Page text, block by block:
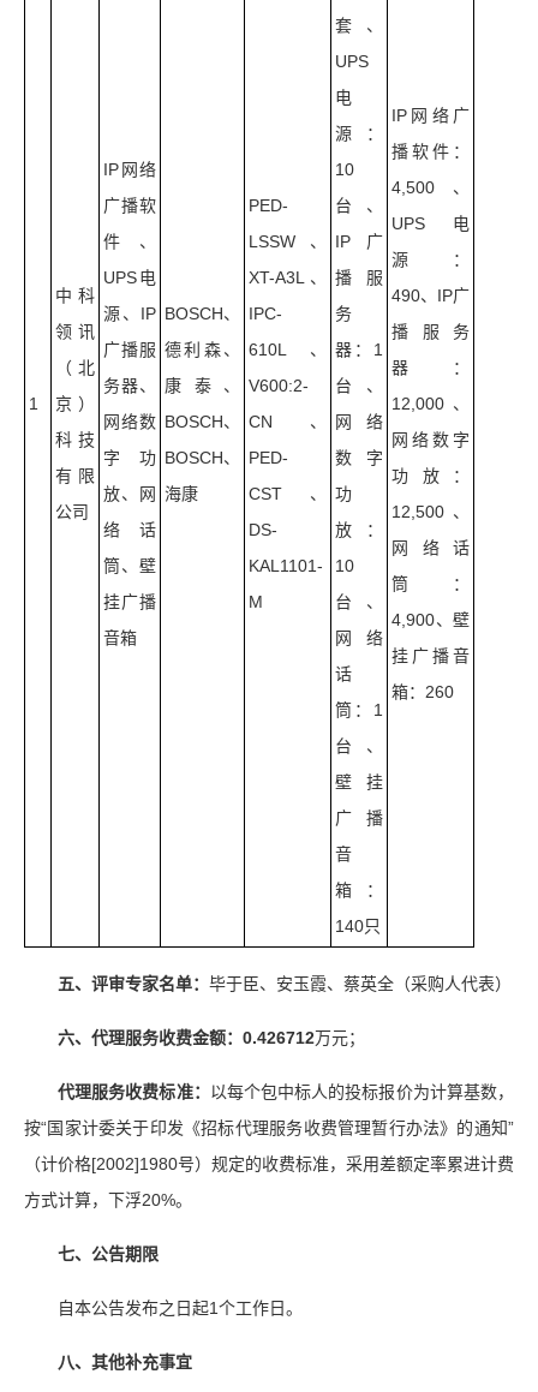
1
中科
领讯
（北
京）
科技
有限
公司
IP网络
广播软
件、
UPS电
源、IP
广播服
务器、
网络数
字功
放、网
络话
筒、壁
挂广播
音箱
BOSCH、
德利森、
康泰、
BOSCH、
BOSCH、
海康
PED-
LSSW、
XT-A3L、
IPC-
610L、
V600:2-
CN、
PED-
CST、
DS-
KAL1101-
M
套、
UPS
电
源：
10
台、
IP广
播服
务
器：1
台、
网络
数字
功
放：
10
台、
网络
话
筒：1
台、
壁挂
广播
音
箱：
140只
IP网络广
播软件：
4,500、
UPS电
源：
490、IP广
播服务
器：
12,000、
网络数字
功放：
12,500、
网络话
筒：
4,900、壁
挂广播音
箱：260
五、评审专家名单： 毕于臣、安玉霞、蔡英全（采购人代表）
六、代理服务收费金额： 0.426712万元；
代理服务收费标准： 以每个包中标人的投标报价为计算基数，
按“国家计委关于印发《招标代理服务收费管理暂行办法》的通知”
（计价格[2002]1980号）规定的收费标准，采用差额定率累进计费
方式计算，下浮20%。
七、公告期限
自本公告发布之日起1个工作日。
八、其他补充事宜